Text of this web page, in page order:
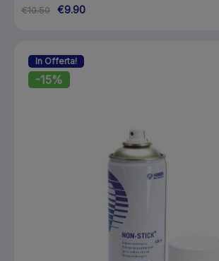
€10.50 €9.90
In Offerta!
-15%